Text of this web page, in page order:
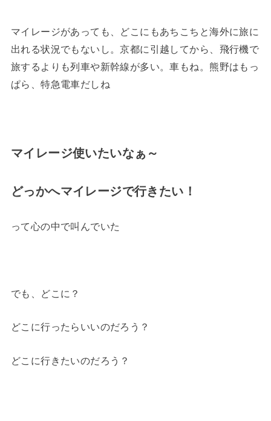
マイレージがあっても、どこにもあちこちと海外に旅に
出れる状況でもないし。京都に引越してから、飛行機で
旅するよりも列車や新幹線が多い。車もね。熊野はもっ
ぱら、特急電車だしね
マイレージ使いたいなぁ～
どっかへマイレージで行きたい！
って心の中で叫んでいた
でも、どこに？
どこに行ったらいいのだろう？
どこに行きたいのだろう？